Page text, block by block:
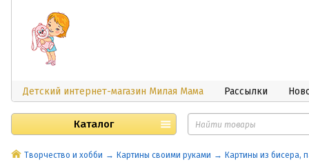
Детский интернет-магазин Милая Мама Рассылки
Каталог
Творчество и хобби Картины своими руками Картины из бисера,